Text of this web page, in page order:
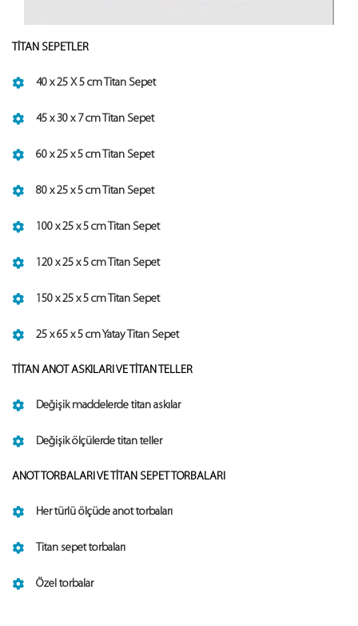
TİTAN SEPETLER
40 x 25 X 5 cm Titan Sepet
45 x 30 x 7 cm Titan Sepet
60 x 25 x 5 cm Titan Sepet
80 x 25 x 5 cm Titan Sepet
100 x 25 x 5 cm Titan Sepet
120 x 25 x 5 cm Titan Sepet
150 x 25 x 5 cm Titan Sepet
25 x 65 x 5 cm Yatay Titan Sepet
TİTAN ANOT ASKILARI VE TİTAN TELLER
Değişik maddelerde titan askılar
Değişik ölçülerde titan teller
ANOT TORBALARI VE TİTAN SEPET TORBALARI
Her türlü ölçüde anot torbaları
Titan sepet torbaları
Özel torbalar